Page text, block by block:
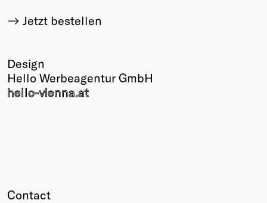
Jetzt bestellen
Design
Hello Werbeagentur GmbH
hello-vienna.at
Contact